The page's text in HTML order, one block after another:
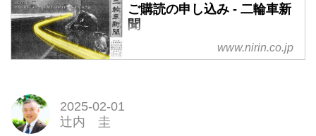
ご購読の申し込み - 二輪車新
聞
www.nirin.co.jp
2025-02-01
辻内 圭